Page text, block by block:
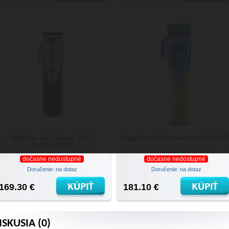
dočasne nedostupné
Doručenie: na dotaz
€
dočasne nedostupné
Doručenie: na dotaz
181.10 €
(0)